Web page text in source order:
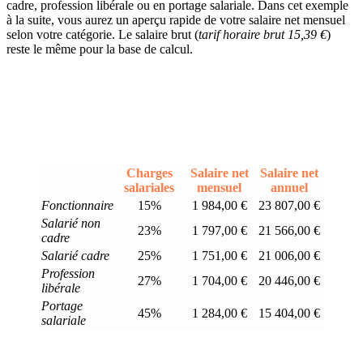
cadre, profession libérale ou en portage salariale. Dans cet exemple
à la suite, vous aurez un aperçu rapide de votre salaire net mensuel
selon votre catégorie. Le salaire brut (tarif horaire brut 15,39 €)
reste le même pour la base de calcul.
Charges
salariales
Salaire net
mensuel
Salaire net
annuel
Fonctionnaire
15% 1 984,00 €
23 807,00 €
Salarié non
cadre
23% 1 797,00 €
21 566,00 €
Salarié cadre
25% 1 751,00 €
21 006,00 €
Profession
libérale
27% 1 704,00 €
20 446,00 €
Portage
salariale
45% 1 284,00 € 15 404,00 €